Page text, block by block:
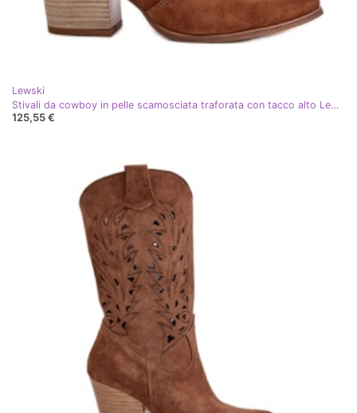
Lewski
Stivali da cowboy in pelle scamosciata traforata con tacco alto Lewski 3613 Marrone
125,55 €